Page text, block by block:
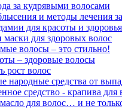
за кудрявыми волосами
и методы лечения
для красоты и
для здоровых волос
волосы – это стильно!
– здоровые волосы
рост волос
народные средства от
средство - крапива для
для волос… и не